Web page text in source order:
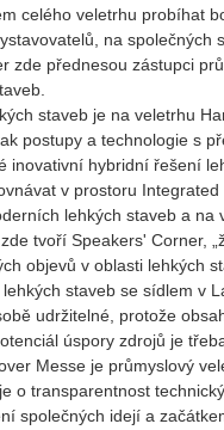
ce­lé­ho ve­letr­hu pro­bí­hat
na spo­leč­ných
zde před­ne­sou zá­stup­ci
sta­veb je na ve­letr­hu
po­stu­py a tech­no­lo­gie s
ino­va­tiv­ní hyb­rid­ní ře­še­ní
v pro­sto­ru
leh­kých sta­veb a
tvoří Spe­a­kers' Cor­ner,
ob­je­vů v ob­las­ti leh­kých
sta­veb se síd­lem v
udr­ži­tel­né, pro­to­že
úspo­ry zdro­jů je
Messe je prů­mys­lo­vý
o transpa­rent­nost
spo­leč­ných idejí a